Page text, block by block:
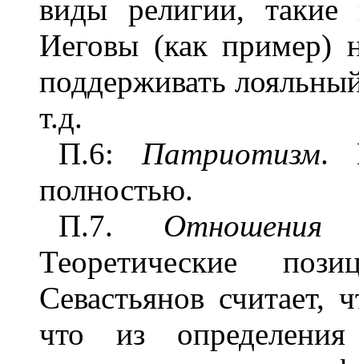
виды религии, такие
Иеговы (как пример)
поддерживать
т.д.
П.6: Патриотизм.
полностью.
П.7.
Теоретические
Севастьянов
что из